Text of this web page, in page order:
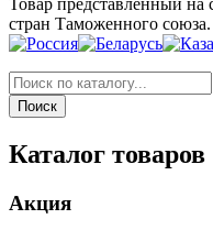
стран Таможенного союза.
Каталог товаров
Акция